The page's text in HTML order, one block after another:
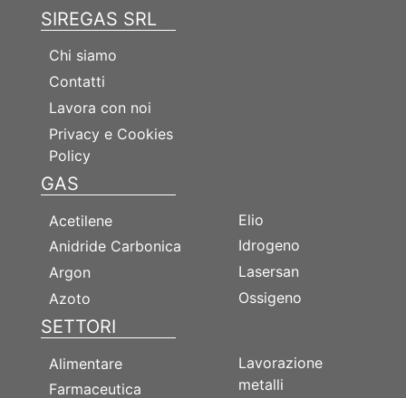
SIREGAS SRL
Chi siamo
Contatti
Lavora con noi
Privacy e Cookies
Policy
GAS
Acetilene
Anidride Carbonica
Argon
Azoto
Elio
Idrogeno
Lasersan
Ossigeno
SETTORI
Alimentare
Farmaceutica
Lavorazione
metalli